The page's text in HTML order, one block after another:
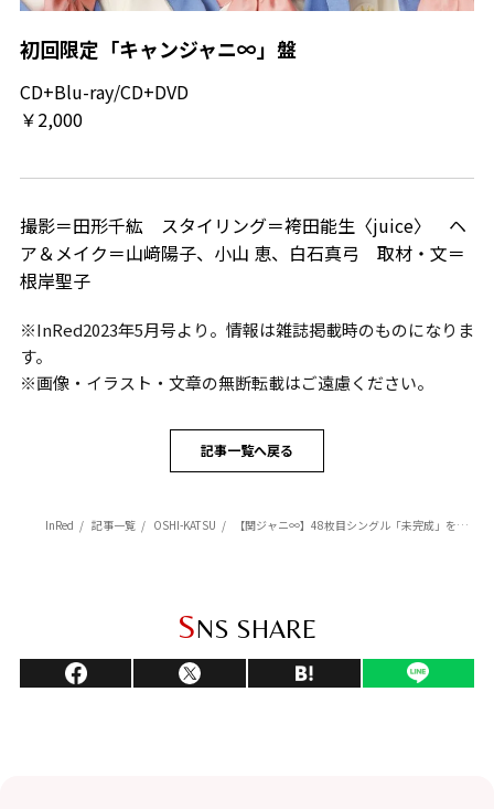
初回限定「キャンジャニ∞」盤
CD+Blu-ray/CD+DVD
￥2,000
撮影＝田形千紘 スタイリング＝袴田能生〈juice〉 ヘ
ア＆メイク＝山﨑陽子、小山 恵、白石真弓 取材・文＝
根岸聖子
※InRed2023年5月号より。情報は雑誌掲載時のものになりま
す。
※画像・イラスト・文章の無断転載はご遠慮ください。
記事一覧へ戻る
InRed 記事一覧 OSHI-KATSU 【関ジャニ∞】48枚目シングル「未完成」を語る!
SNS SHARE